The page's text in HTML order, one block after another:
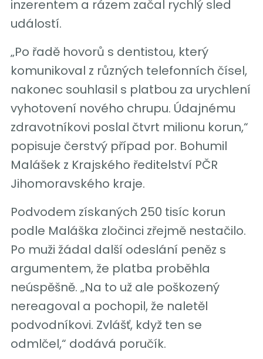
inzerentem a rázem začal rychlý sled
událostí.
„Po řadě hovorů s dentistou, který
komunikoval z různých telefonních čísel,
nakonec souhlasil s platbou za urychlení
vyhotovení nového chrupu. Údajnému
zdravotníkovi poslal čtvrt milionu korun,“
popisuje čerstvý případ por. Bohumil
Malášek z Krajského ředitelství PČR
Jihomoravského kraje.
Podvodem získaných 250 tisíc korun
podle Maláška zločinci zřejmě nestačilo.
Po muži žádal další odeslání peněz s
argumentem, že platba proběhla
neúspěšně. „Na to už ale poškozený
nereagoval a pochopil, že naletěl
podvodníkovi. Zvlášť, když ten se
odmlčel,“ dodává poručík.